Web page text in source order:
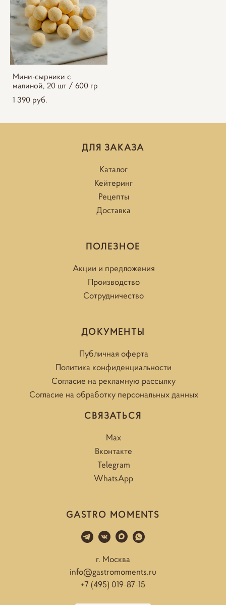
Мини-сырники с
малиной, 20 шт / 600 гр
1 390 pуб.
ДЛЯ ЗАКАЗА
Каталог
Кейтеринг
Рецепты
Доставка
ПОЛЕЗНОЕ
Акции и предложения
Производство
Сотрудничество
ДОКУМЕНТЫ
Публичная оферта
Политика конфиденциальности
Согласие на рекламную рассылку
Согласие на обработку персональных данных
СВЯЗАТЬСЯ
Max
Вконтакте
Telegram
WhatsApp
GASTRO MOMENTS
г. Москва
info@gastromoments.ru
+7 (495) 019-87-15